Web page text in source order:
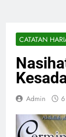
CATATAN
Admin